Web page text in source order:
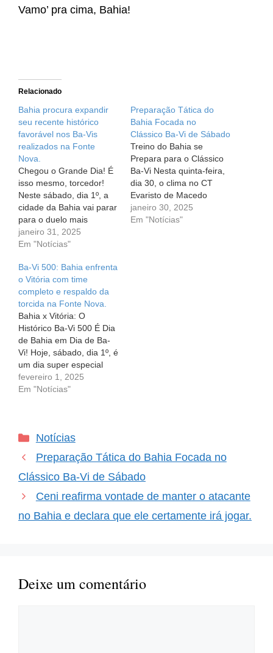
Vamo’ pra cima, Bahia!
Relacionado
Bahia procura expandir
seu recente histórico
favorável nos Ba-Vis
realizados na Fonte
Nova.
Chegou o Grande Dia! É
isso mesmo, torcedor!
Neste sábado, dia 1º, a
cidade da Bahia vai parar
para o duelo mais
esperado da primeira
fase do Baianão. O
Esporte Clube Vitória se
enfrentam no que
promete ser um
espetáculo imperdível: o
500º Ba-Vi da…
janeiro 31, 2025
Em "Notícias"
Preparação Tática do
Bahia Focada no
Clássico Ba-Vi de Sábado
Treino do Bahia se
Prepara para o Clássico
Ba-Vi Nesta quinta-feira,
dia 30, o clima no CT
Evaristo de Macedo
estava a mil, com os
jogadores do Esporte
janeiro 30, 2025
Em "Notícias"
Ba-Vi 500: Bahia enfrenta
o Vitória com time
completo e respaldo da
torcida na Fonte Nova.
Bahia x Vitória: O
Histórico Ba-Vi 500 É Dia
de Bahia em Dia de Ba-
Vi! Hoje, sábado, dia 1º, é
um dia super especial
para os torcedores do
Esporte Clube Bahia!
querido Esquadrão e o
fevereiro 1, 2025
Em "Notícias"
Categorias
Notícias
Preparação Tática do Bahia Focada no
Clássico Ba-Vi de Sábado
Ceni reafirma vontade de manter o atacante
no Bahia e declara que ele certamente irá jogar.
Deixe um comentário